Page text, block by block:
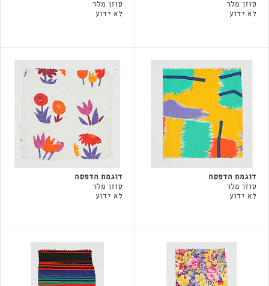
סוזן מלר
לא ידוע
סוזן מלר
לא ידוע
דוגמת הדפסה
סוזן מלר
לא ידוע
דוגמת הדפסה
סוזן מלר
לא ידוע